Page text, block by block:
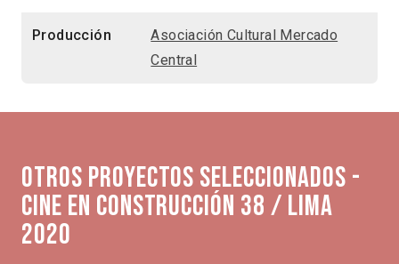
Producción
Asociación Cultural Mercado
Central
Otros proyectos seleccionados -
Cine en Construcción 38 / Lima
2020